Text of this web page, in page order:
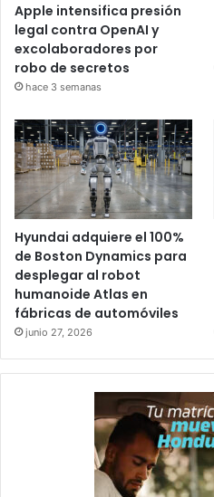
Apple intensifica presión
legal contra OpenAI y
excolaboradores por
robo de secretos
hace 3 semanas
Hyundai adquiere el 100%
de Boston Dynamics para
desplegar al robot
humanoide Atlas en
fábricas de automóviles
junio 27, 2026